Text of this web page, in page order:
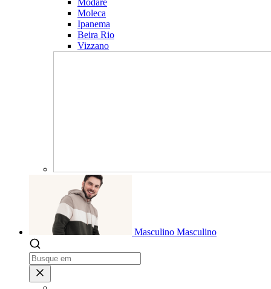
Moleca
Ipanema
Beira Rio
Vizzano
Masculino Masculino